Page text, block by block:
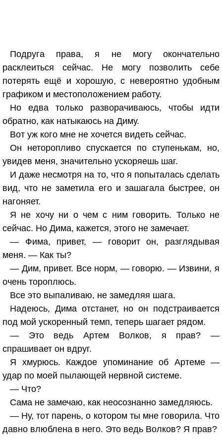
Подруга права, я не могу окончательно
расклеиться сейчас. Не могу позволить себе
потерять ещё и хорошую, с невероятно удобным
графиком и местоположением работу.
Но едва только разворачиваюсь, чтобы идти
обратно, как натыкаюсь на Диму.
Вот уж кого мне не хочется видеть сейчас.
Он неторопливо спускается по ступенькам, но,
увидев меня, значительно ускоряешь шаг.
И даже несмотря на то, что я попыталась сделать
вид, что не заметила его и зашагала быстрее, он
нагоняет.
Я не хочу ни о чем с ним говорить. Только не
сейчас. Но Дима, кажется, этого не замечает.
— Фима, привет, — говорит он, разглядывая
меня. — Как ты?
— Дим, привет. Все норм, — говорю. — Извини, я
очень тороплюсь.
Все это выпаливаю, не замедляя шага.
Надеюсь, Дима отстанет, но он подстраивается
под мой ускоренный темп, теперь шагает рядом.
— Это ведь Артем Волков, я прав? —
спрашивает он вдруг.
Я хмурюсь. Каждое упоминание об Артеме —
удар по моей пылающей нервной системе.
— Что?
Сама не замечаю, как неосознанно замедляюсь.
— Ну, тот парень, о котором ты мне говорила. Что
давно влюблена в него. Это ведь Волков? Я прав?